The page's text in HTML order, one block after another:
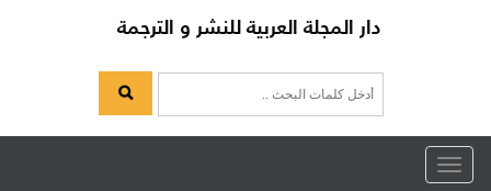
دار المجلة العربية للنشر و الترجمة
Toggle